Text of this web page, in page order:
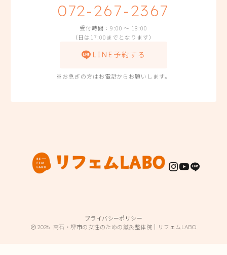
072-267-2367
受付時間：9:00 〜 18:00
（日は17:00までとなります）
LINE予約する
※お急ぎの方はお電話からお願いします。
プライバシーポリシー
2026 高石・堺市の女性のための鍼灸整体院｜リフェムLABO